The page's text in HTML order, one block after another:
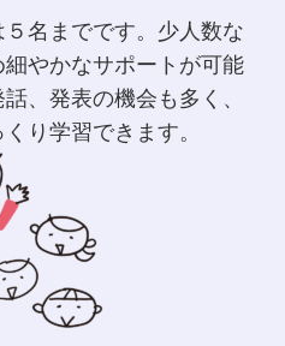
名までです。少人数な
やかなサポートが可能
、発表の機会も多く、
り学習できます。